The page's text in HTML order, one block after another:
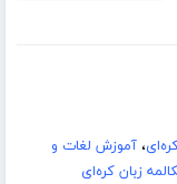
،آموزش لغات و
زبان کره‌ای